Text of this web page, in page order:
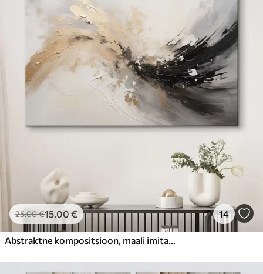
25.00€15.00 € 14
Abstraktne kompositsioon, maali imitatsioon